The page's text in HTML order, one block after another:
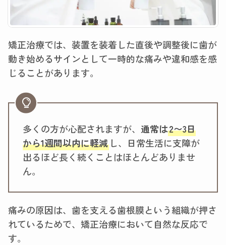
矯正治療では、装置を装着した直後や調整後に歯が
動き始めるサインとして一時的な痛みや違和感を感
じることがあります。
多くの方が心配されますが、 通常は2〜3日
から1週間以内に軽減し、日常生活に支障が
出るほど長く続くことはほとんどありませ
ん。
痛みの原因は、歯を支える歯根膜という組織が押さ
れているためで、矯正治療において自然な反応で
す。